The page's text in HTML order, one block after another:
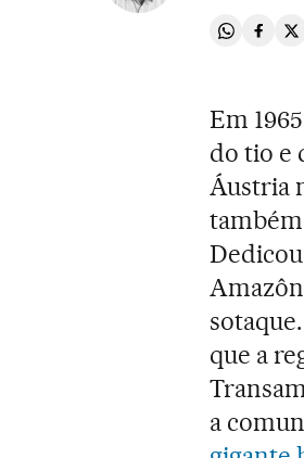
Compartir
Em
do tio e
Áustria
que a
a